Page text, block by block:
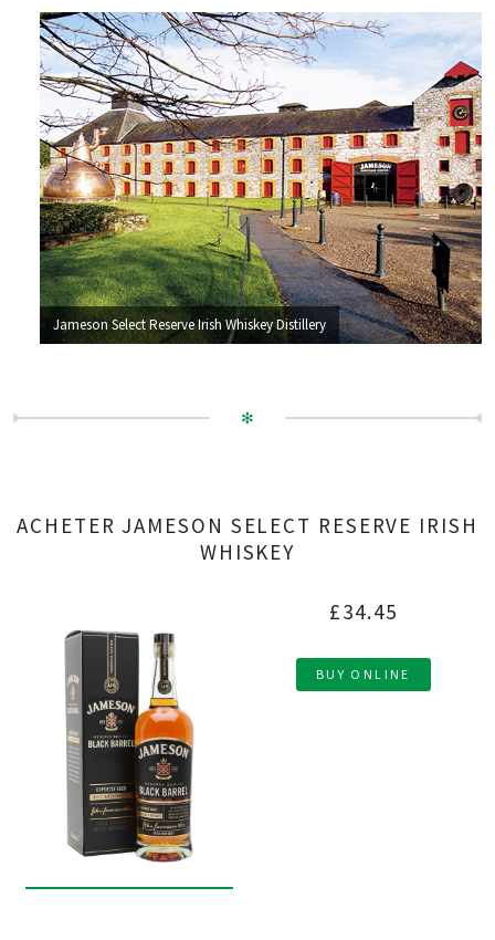
Jameson Select Reserve Irish Whiskey Distillery
✻
ACHETER JAMESON SELECT RESERVE IRISH
WHISKEY
£34.45
BUY ONLINE